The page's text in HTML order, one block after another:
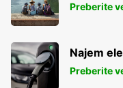
MORA AIRPORT
Preberite
Najem
Preberite